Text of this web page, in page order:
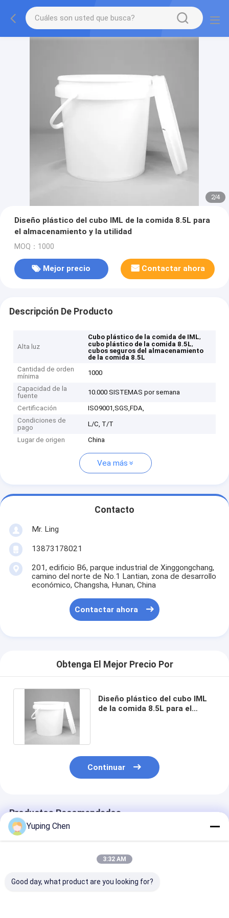
2/4
Diseño plástico del cubo IML de la comida 8.5L para
el almacenamiento y la utilidad
MOQ：1000
Mejor precio Contactar ahora
Descripción De Producto
Alta luz
Cubo plástico de la comida de IML,
cubo plástico de la comida 8.5L,
cubos seguros del almacenamiento
de la comida 8.5L
Cantidad de orden
mínima
1000
Capacidad de la
fuente
10.000 SISTEMAS por semana
Certificación
ISO9001,SGS,FDA,
Condiciones de
pago
L/C, T/T
Lugar de origen China
Vea más
Contacto
Mr. Ling
13873178021
201, edificio B6, parque industrial de Xinggongchang,
camino del norte de No.1 Lantian, zona de desarrollo
económico, Changsha, Hunan, China
Contactar ahora
Obtenga El Mejor Precio Por
Diseño plástico del cubo IML
de la comida 8.5L para el
Continuar
Productos Recomendados
Yuping Chen
3:32 AM
Good day, what product are you looking for?